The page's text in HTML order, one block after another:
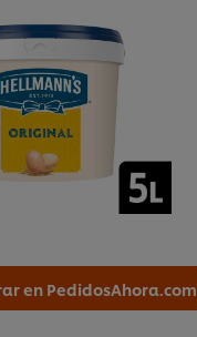
en PedidosAhora.com